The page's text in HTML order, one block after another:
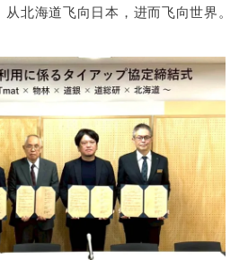
北海道飞向日本，进而飞向世界。